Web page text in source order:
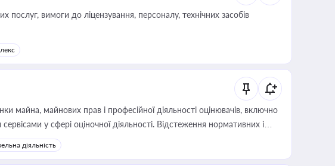
вимоги до ліцензування, персоналу, технічних засобів
майна, майнових прав і професійної діяльності оцінювачів, включно
у сфері оціночної діяльності. Відстеження нормативних і
керівника, юриста або бухгалтера під час оподаткування,
і перевірки статусу суб'єктів оціночної діяльності
діяльність